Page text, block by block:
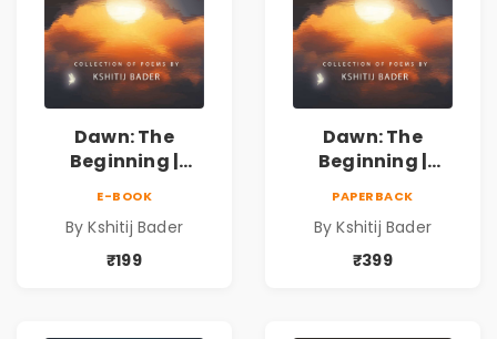
Dawn: The
Beginning |
Philosophical
Poems by Kshitij
E-BOOK
By Kshitij Bader
₹199
Dawn: The
Beginning |
Philosophical
Poems by Kshitij
PAPERBACK
By Kshitij Bader
₹399